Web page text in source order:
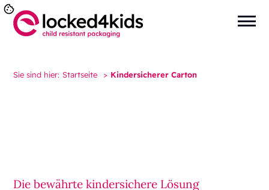
Sie sind hier: Startseite > Kindersicherer Carton
Die bewährte kindersichere Lösung